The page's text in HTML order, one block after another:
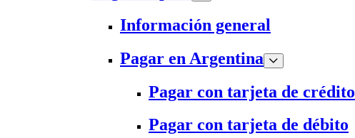
Información general
Pagar en Argentina
Pagar con tarjeta de crédito
Pagar con tarjeta de débito